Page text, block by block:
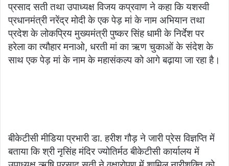
प्रसाद सती तथा उपाध्यक्ष विजय कप्रवाण ने कहा कि यशस्वी
प्रधानमंत्री नरेंद्र मोदी के एक पेड़ मां के नाम अभियान तथा
प्रदेश के लोकप्रिय मुख्यमंत्री पुष्कर सिंह धामी के निर्देश पर
हरेला का त्यौहार मनाओ, धरती मां का ऋण चुकाओं के संदेश के
साथ एक पेड़ मां के नाम के महासंकल्प को आगे बढ़ाया जा रहा है।
बीकेटीसी मीडिया प्रभारी डा. हरीश गौड़ ने जारी प्रेस विज्ञप्ति में
बताया कि श्री नृसिंह मंदिर ज्योतिर्मठ बीकेटीसी कार्यालय में